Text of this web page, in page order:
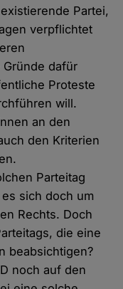
Partei,
verpflichtet
dafür
Proteste
will.
an den
den Kriterien
Parteitag
sich doch um
Rechts. Doch
die eine
beabsichtigen?
noch auf den